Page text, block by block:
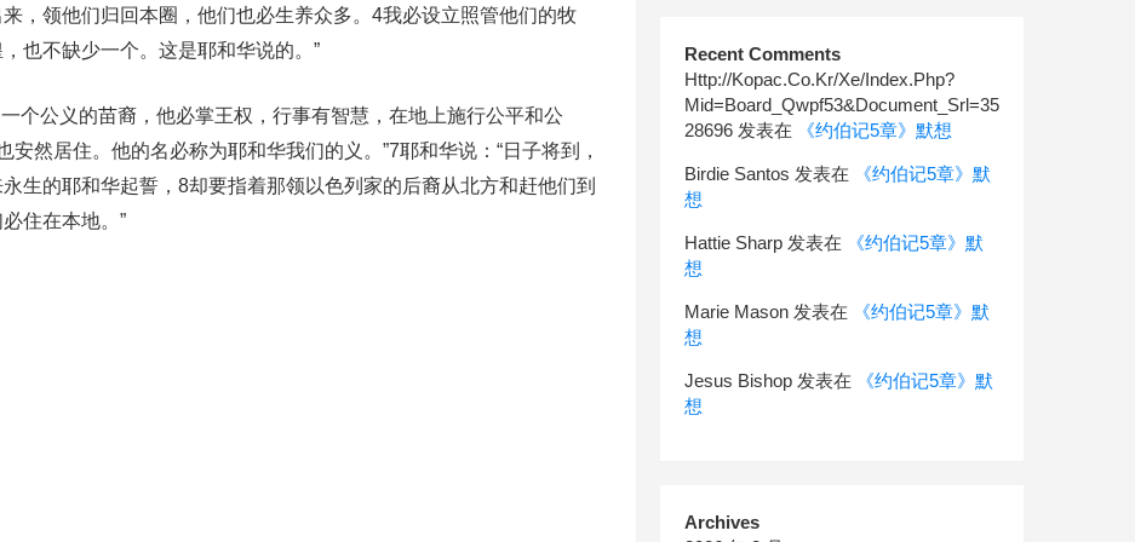
，领他们归回本圈，他们也必生养众多。4我必设立照管他们的牧
也不缺少一个。这是耶和华说的。”
个公义的苗裔，他必掌王权，行事有智慧，在地上施行公平和公
然居住。他的名必称为耶和华我们的义。”7耶和华说：“日子将到，
生的耶和华起誓，8却要指着那领以色列家的后裔从北方和赶他们到
住在本地。”
Recent Comments
Http://Kopac.Co.Kr/Xe/Index.Php?
Mid=Board_Qwpf53&Document_Srl=35
28696 发表在 《约伯记5章》默想
Birdie Santos 发表在
《约伯记5章》默
想
Hattie Sharp 发表在
《约伯记5章》默
想
Marie Mason 发表在
《约伯记5章》默
想
Jesus Bishop 发表在
《约伯记5章》默
想
Archives